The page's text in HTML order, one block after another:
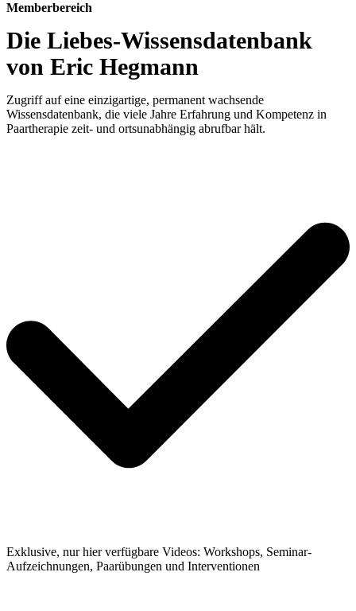
Memberbereich
Die Liebes-Wissensdatenbank
von Eric Hegmann
Zugriff auf eine einzigartige, permanent wachsende
Wissensdatenbank, die viele Jahre Erfahrung und Kompetenz in
Paartherapie zeit- und ortsunabhängig abrufbar hält.
Exklusive, nur hier verfügbare Videos: Workshops, Seminar-
Aufzeichnungen, Paarübungen und Interventionen